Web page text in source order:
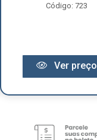
Código: 723
Ver preço